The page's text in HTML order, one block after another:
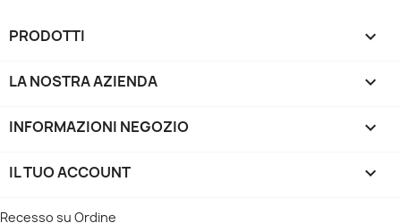
PRODOTTI 
LA NOSTRA AZIENDA 
INFORMAZIONI NEGOZIO keyboard_arrow_down
IL TUO ACCOUNT 
Recesso su Ordine